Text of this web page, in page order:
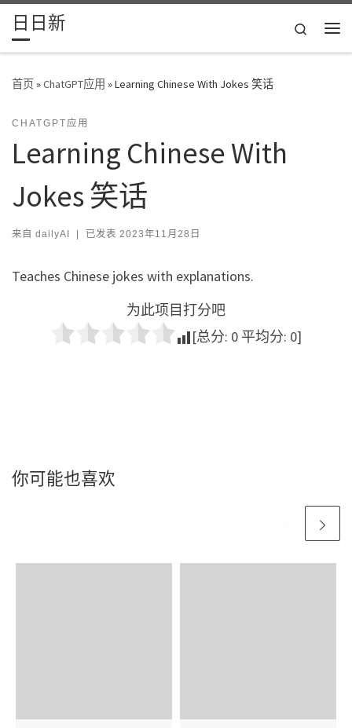
Skip to content
日日新
Search
首页»ChatGPT应用 »Learning Chinese With Jokes 笑话
CHATGPT应用
Learning Chinese With
Jokes 笑话
来自 dailyAI | 已发表 2023年11月28日
Teaches Chinese jokes with explanations.
为此项目打分吧
[总分: 0 平均分: 0]
你可能也喜欢